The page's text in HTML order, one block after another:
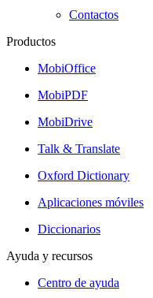
Contactos
Productos
MobiOffice
MobiPDF
MobiDrive
Talk & Translate
Oxford Dictionary
Aplicaciones móviles
Diccionarios
Ayuda y recursos
Centro de ayuda